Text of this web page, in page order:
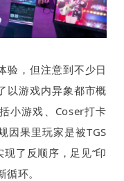
验，但注意到不少日
以游戏内异象都市概
小游戏、 Coser打卡
因果里玩家是被TGS
了反顺序，足见“印
环。